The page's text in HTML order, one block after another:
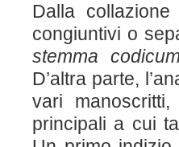
Dalla
congiuntivi o
stemma codicum
D’altra parte,
vari
principali a cui